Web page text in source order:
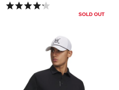
SOLD OUT